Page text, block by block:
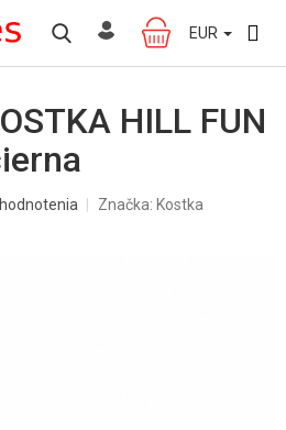
NÁKUPNÝ
KOŠÍK
EUR
HILL FUN
Značka: Kostka